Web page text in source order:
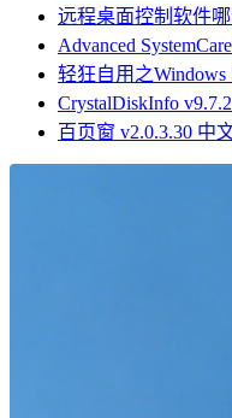
远程桌面控制软件哪
Advanced
轻狂自用之Windows
CrystalDiskInfo
百页窗 v2.0.3.30 中